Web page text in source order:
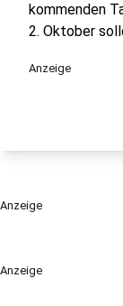
Anzeige
kommenden
2. Oktober
Anzeige
Anzeige